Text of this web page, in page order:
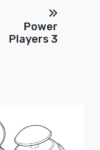
Power
Players 3